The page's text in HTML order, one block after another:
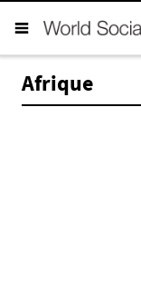
Afrique